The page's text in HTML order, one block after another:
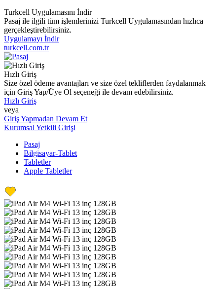
Turkcell Uygulamasını İndir
Pasaj ile ilgili tüm işlemlerinizi Turkcell Uygulamasından hızlıca
gerçekleştirebilirsiniz.
Uygulamayı İndir
turkcell.com.tr
Hızlı Giriş
Size özel ödeme avantajları ve size özel tekliflerden faydalanmak
için Giriş Yap/Üye Ol seçeneği ile devam edebilirsiniz.
Hızlı Giriş
veya
Giriş Yapmadan Devam Et
Kurumsal Yetkili Girişi
Pasaj
Bilgisayar-Tablet
Tabletler
Apple Tabletler